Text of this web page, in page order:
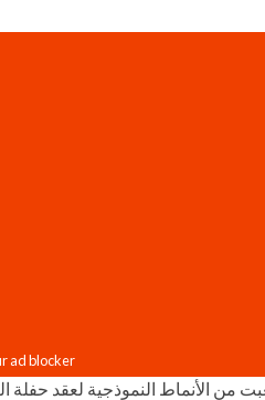
من الأنماط النموذجية لعقد حفلة